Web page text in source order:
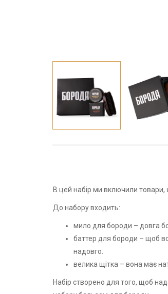
В цей набір ми включили
До набору входить:
мило для бороди – довга
баттер для бороди – щоб
надовго.
велика щітка – вона має
Набір створено для того, щоб